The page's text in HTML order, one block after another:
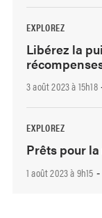
EXPLOREZ
Libérez la
3 août 2023 à 15h18
EXPLOREZ
Prêts pour
1 août 2023 à 9h15 -